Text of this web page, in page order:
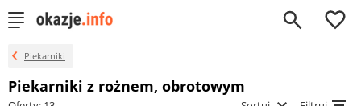
0
Piekarniki
Piekarniki z rożnem, obrotowym